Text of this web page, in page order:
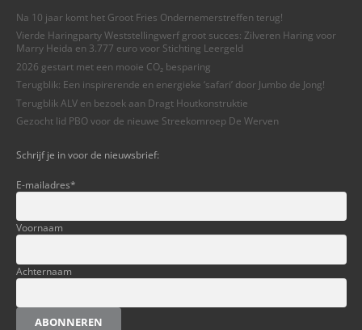
Na 10 jaar komt het Groot Fries Ondernemerstreffen terug!
Vierde Haringparty Weststellingwerf groot succes: Zilveren Haring voor
Marry Heida en 3.777 euro voor Stichting Leergeld
2026 gestart met een mooie CO₂ besparing
Terugblik: Een inspirerende en energieke ‘safari’ door Jumbo de Jong!
Terugblik ALV en bezoek aan Dragt Houtkonstruktie
Gezocht lid PBO voor de nieuwe Streekomroep De Werven
Schrijf je in voor de nieuwsbrief:
E-mailadres*
Voornaam
Achternaam
ABONNEREN